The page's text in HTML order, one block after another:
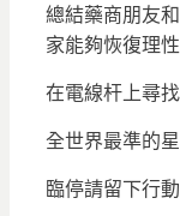
總結藥商朋友
家能夠恢復理性
在電線杆上尋
全世界最準的
臨停請留下行